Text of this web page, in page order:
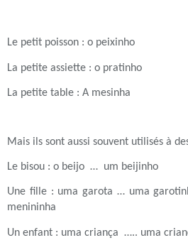
Le petit poisson : o peixinho
La petite assiette : o pratinho
La petite table : A mesinha
Mais ils sont aussi souvent utilisés à
Le bisou : o beijo … um beijinho
Une fille : uma garota … uma
menininha
Un enfant : uma criança ….. uma